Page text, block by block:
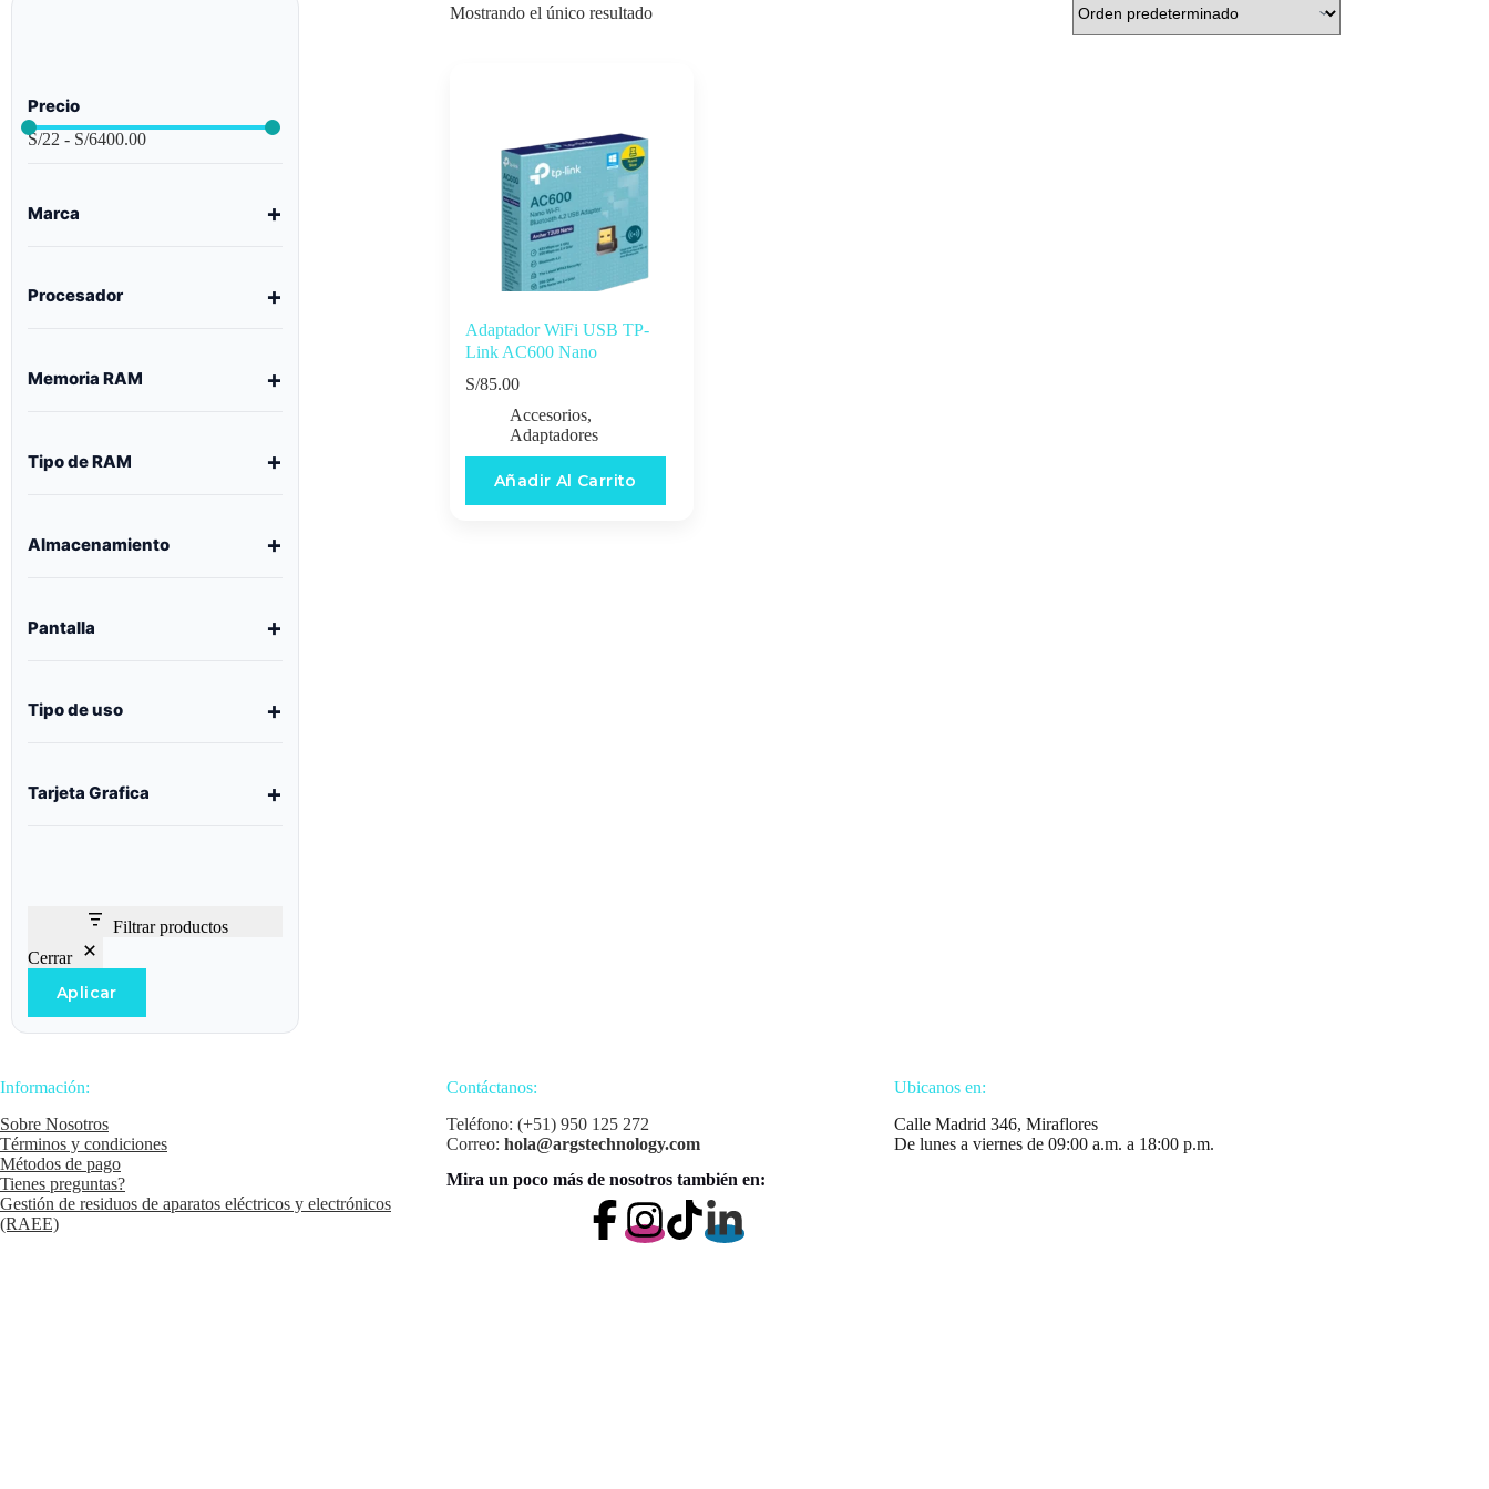
Mostrando el único resultado
Adaptador WiFi USB TP-
Link AC600 Nano
S/85.00
Accesorios,
Adaptadores
Añadir Al Carrito
Precio
S/22 - S/6400.00
Marca
Procesador
Memoria RAM
Tipo de RAM
Almacenamiento
Pantalla
Tipo de uso
Tarjeta Grafica
Filtrar productos
Cerrar
Aplicar
Información:
Sobre Nosotros
Términos y condiciones
Métodos de pago
Tienes preguntas?
Gestión de residuos de aparatos eléctricos y electrónicos
(RAEE)
Contáctanos:
Teléfono: (+51) 950 125 272
Correo:hola@argstechnology.com
Mira un poco más de nosotros también en:
Ubicanos en:
Calle Madrid 346, Miraflores
De lunes a viernes de 09:00 a.m. a 18:00 p.m.